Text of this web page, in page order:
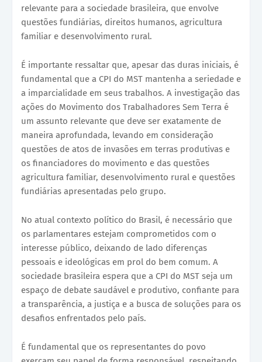
relevante para a sociedade brasileira, que envolve
questões fundiárias, direitos humanos, agricultura
familiar e desenvolvimento rural.
É importante ressaltar que, apesar das duras iniciais, é
fundamental que a CPI do MST mantenha a seriedade e
a imparcialidade em seus trabalhos. A investigação das
ações do Movimento dos Trabalhadores Sem Terra é
um assunto relevante que deve ser exatamente de
maneira aprofundada, levando em consideração
questões de atos de invasões em terras produtivas e
os financiadores do movimento e das questões
agricultura familiar, desenvolvimento rural e questões
fundiárias apresentadas pelo grupo.
No atual contexto político do Brasil, é necessário que
os parlamentares estejam comprometidos com o
interesse público, deixando de lado diferenças
pessoais e ideológicas em prol do bem comum. A
sociedade brasileira espera que a CPI do MST seja um
espaço de debate saudável e produtivo, confiante para
a transparência, a justiça e a busca de soluções para os
desafios enfrentados pelo país.
É fundamental que os representantes do povo